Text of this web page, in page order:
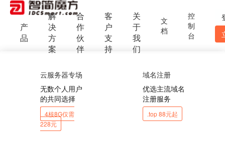
产
品
解
决
方
案
合
作
伙
伴
客
户
支
持
关
于
我
们
文
档
控
制
台
云服务器专场
无数个人用户
的共同选择
4核8G仅需
228元
域名注册
优选主流域名
注册服务
.top 88元起